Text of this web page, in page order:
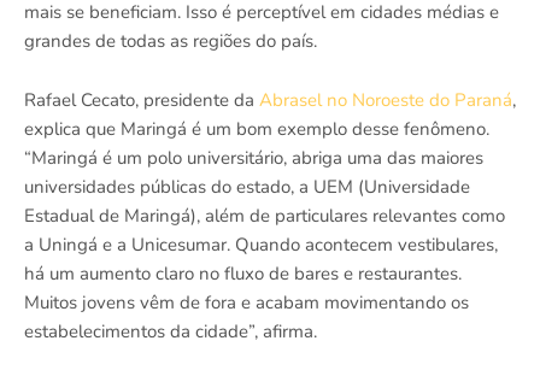
mais se beneficiam. Isso é perceptível em cidades médias e
grandes de todas as regiões do país.
Rafael Cecato, presidente da Abrasel no Noroeste do Paraná,
explica que Maringá é um bom exemplo desse fenômeno.
“Maringá é um polo universitário, abriga uma das maiores
universidades públicas do estado, a UEM (Universidade
Estadual de Maringá), além de particulares relevantes como
a Uningá e a Unicesumar. Quando acontecem vestibulares,
há um aumento claro no fluxo de bares e restaurantes.
Muitos jovens vêm de fora e acabam movimentando os
estabelecimentos da cidade”, afirma.